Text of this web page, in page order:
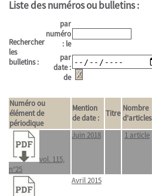
Liste des numéros ou bulletins :
Rechercher
les
bulletins :
par
numéro
: le
par
date :
de
Numéro ou
élément de
périodique
Mention
de date :
Titre
Nombre
d'articles
vol. 115,
n°25
Juin 2018 1 article
Avril 2015